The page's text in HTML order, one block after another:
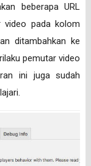
beberapa URL
video pada kolom
ditambahkan ke
pemutar video
ini juga sudah